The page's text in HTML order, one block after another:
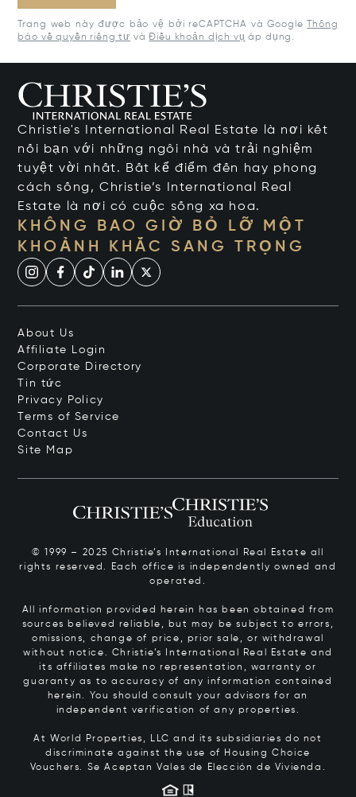
Trang web này được bảo vệ bởi reCAPTCHA và Google
Thông
báo về quyền riêng tư vàĐiều khoản dịch vụ áp dụng.
Christie's International Real Estate là nơi kết
nối bạn với những ngôi nhà và trải nghiệm
tuyệt vời nhất. Bất kể điểm đến hay phong
cách sống, Christie’s International Real
Estate là nơi có cuộc sống xa hoa.
KHÔNG BAO GIỜ BỎ LỠ MỘT
KHOẢNH KHẮC SANG TRỌNG
About Us
Affiliate Login
Corporate Directory
Tin tức
Privacy Policy
Terms of Service
Contact Us
Site Map
© 1999 – 2025 Christie’s International Real Estate all
rights reserved. Each office is independently owned and
operated.
All information provided herein has been obtained from
sources believed reliable, but may be subject to errors,
omissions, change of price, prior sale, or withdrawal
without notice. Christie’s International Real Estate and
its affiliates make no representation, warranty or
guaranty as to accuracy of any information contained
herein. You should consult your advisors for an
independent verification of any properties.
At World Properties, LLC and its subsidiaries do not
discriminate against the use of Housing Choice
Vouchers. Se Aceptan Vales de Elección de Vivienda.